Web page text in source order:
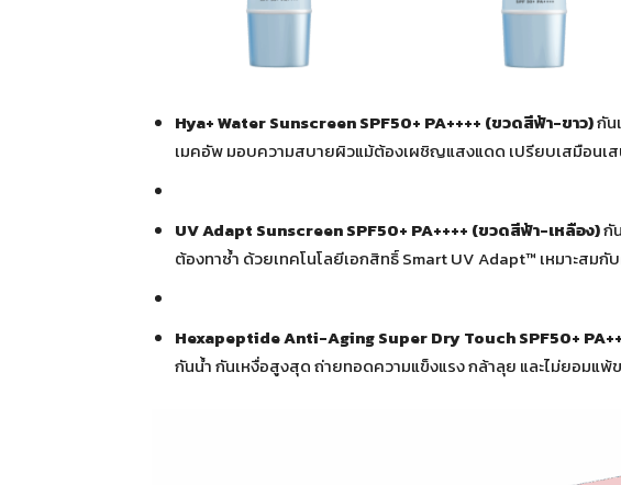
Hya+ Water Sunscreen SPF50+ PA++++ (ขวดสีฟ้า-ขาว)กัน
เมคอัพ มอบความสบายผิวแม้ต้องเผชิญแสงแดด เปรียบเสมือนเ
UV Adapt Sunscreen SPF50+ PA++++ (ขวดสีฟ้า-เหลือง)กั
ต้องทาซ้ำ ด้วยเทคโนโลยีเอกสิทธิ์ Smart UV Adapt™ เหมาะสมกั
Hexapeptide Anti-Aging Super Dry Touch SPF50+
กันน้ำ กันเหงื่อสูงสุด ถ่ายทอดความแข็งแรง กล้าลุย และไม่ยอมแพ้